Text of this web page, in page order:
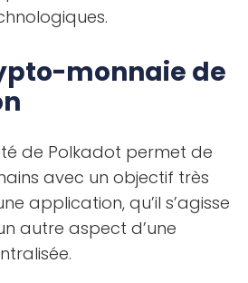
monnaie de
de Polkadot permet de
avec un objectif très
application, qu’il s’agisse
autre aspect d’une